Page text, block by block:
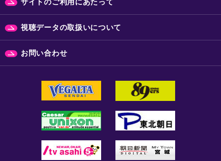
サイトのご利用にあたって
視聴データの取扱いについて
お問い合わせ